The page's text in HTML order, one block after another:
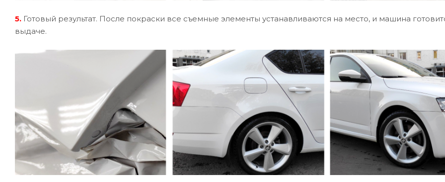
5. Готовый результат. После покраски все съемные элементы устанавливаются на место, и машина
выдаче.